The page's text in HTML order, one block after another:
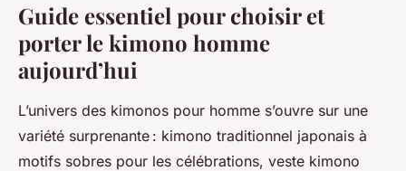
Guide essentiel pour choisir et
porter le kimono homme
aujourd’hui
L’univers des kimonos pour homme s’ouvre sur une
variété surprenante : kimono traditionnel japonais à
motifs sobres pour les célébrations, veste kimono